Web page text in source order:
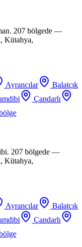
207 bölgede —
Kütahya,
Ayrancılar
Balatçık
Çandarlı
207 bölgede —
Kütahya,
Ayrancılar
Balatçık
Çandarlı